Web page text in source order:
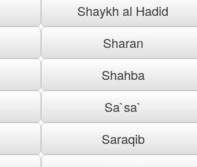
Shaykh al Hadid
Sharan
Shahba
Sa`sa`
Saraqib